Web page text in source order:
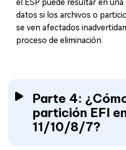
el ESP puede resultar en
datos si los archivos o
se ven afectados
proceso de eliminación.
Parte 4:
partición EFI
11/10/8/7?